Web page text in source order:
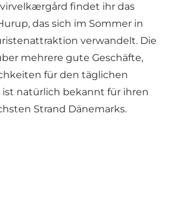
findet ihr das
, das sich im Sommer in
verwandelt. Die
mehrere gute Geschäfte,
für den täglichen
ist natürlich bekannt für ihren
Strand Dänemarks.